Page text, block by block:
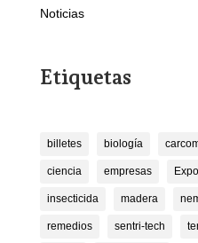
Noticias
Etiquetas
billetes biología
ciencia empresas
insecticida madera
remedios sentri-tech